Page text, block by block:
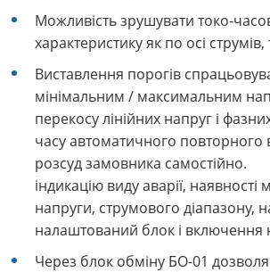
Можливість зрушувати токо-
характеристику як по осі струмів,
Виставлення порогів
мінімальним / максимальним
перекосу лінійних напруг і
часу автоматичного
розсуд замовника самостійно.
індикацію виду аварії, наявності
напруги, струмового діапазону,
налаштований блок і включення
Через блок обміну БO-01